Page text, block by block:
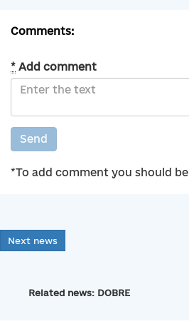
Comments:
* Add comment
Send
*To add comment you should be
Next news
Related news: DOBRE